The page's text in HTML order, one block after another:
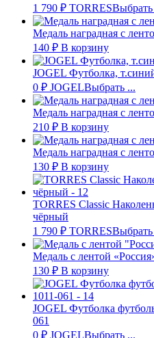
1 790 ₽ TORRESВыбрать
Медаль наградная с
140 ₽ В корзину
JOGEL Футболка,
0 ₽ JOGELВыбрать ...
Медаль наградная с
210 ₽ В корзину
Медаль наградная с
130 ₽ В корзину
TORRES Classic
чёрный
1 790 ₽ TORRESВыбрать
Медаль с лентой
130 ₽ В корзину
JOGEL Футболка
061
0 ₽ JOGELВыбрать ...